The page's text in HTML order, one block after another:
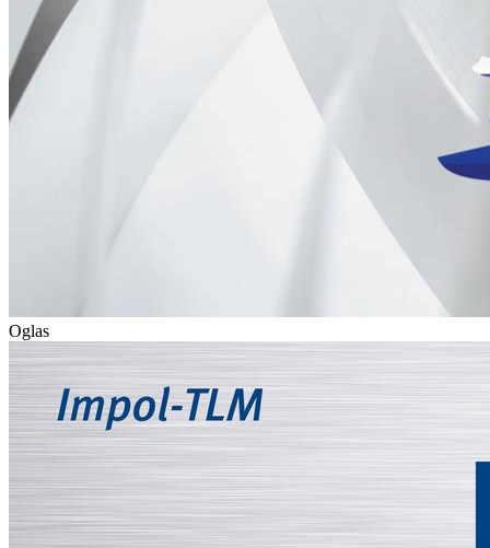
Oglas